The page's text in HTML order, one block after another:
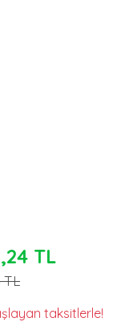
TL
TL
taksitlerle!